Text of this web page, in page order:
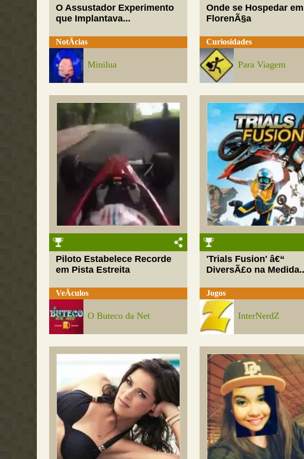
O Assustador Experimento
que Implantava...
NotÃ­cias
Minilua
Onde se Hospedar em
FlorenÃ§a
Curiosidades
Para Viagem
Piloto Estabelece Recorde
em Pista Estreita
VeÃ­culos
O Buteco da Net
'Trials Fusion' â€“
DiversÃ£o na
Jogos
InterNerdZ